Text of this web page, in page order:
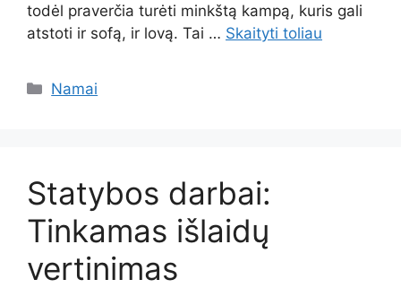
todėl praverčia turėti minkštą kampą, kuris gali
atstoti ir sofą, ir lovą. Tai … Skaityti toliau
Kategorijos
Namai
Statybos darbai:
Tinkamas išlaidų
vertinimas